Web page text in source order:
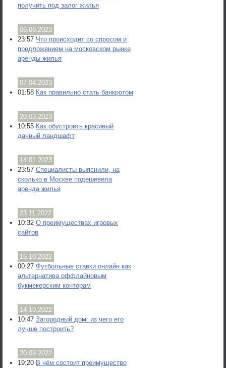
получить под залог жилья
06.08.2023
23:57 Что происходит со спросом и
предложением на московском рынке
аренды жилья
07.04.2023
01:58 Как правильно стать банкротом
20.03.2023
10:55 Как обустроить красивый
дачный ландшафт
14.01.2023
23:57 Специалисты выяснили, на
сколько в Москве подешевела
аренда жилья
23.11.2022
10:32 О преимуществах игровых
сайтов
16.10.2022
00:27 Футбольные ставки онлайн как
альтернатива оффлайновым
букмекерским конторам
14.10.2022
10:47 Загородный дом: из чего его
лучше построить?
20.09.2022
19:20 В чём состоит преимущество